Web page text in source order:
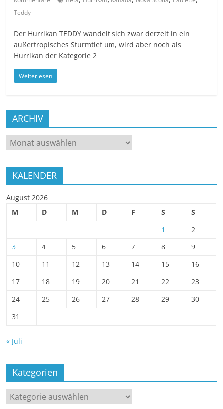
Teddy
Der Hurrikan TEDDY wandelt sich zwar derzeit in ein
außertropisches Sturmtief um, wird aber noch als
Hurrikan der Kategorie 2
Weiterlesen
ARCHIV
ARCHIV
KALENDER
August 2026
M
D M D F S
S
1
2
3
4 5 6 7 8
9
10
11 12 13 14 15
16
17
18 19 20 21 22
23
24
25 26 27 28 29
30
31
« Juli
Kategorien
Kategorien